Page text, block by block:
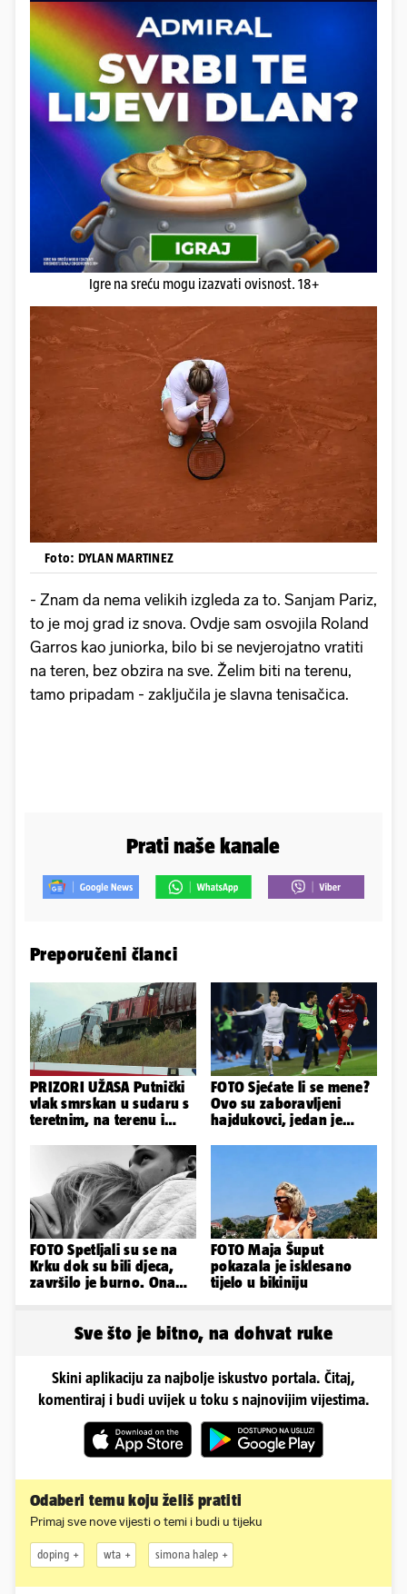
Igre na sreću mogu izazvati ovisnost. 18+
Foto: DYLAN MARTINEZ
- Znam da nema velikih izgleda za to. Sanjam Pariz,
to je moj grad iz snova. Ovdje sam osvojila Roland
Garros kao juniorka, bilo bi se nevjerojatno vratiti
na teren, bez obzira na sve. Želim biti na terenu,
tamo pripadam - zaključila je slavna tenisačica.
Prati naše kanale
Preporučeni članci
PRIZORI UŽASA Putnički
vlak smrskan u sudaru s
teretnim, na terenu i
FOTO Sjećate li se mene?
Ovo su zaboravljeni
hajdukovci, jedan je
FOTO Spetljali su se na
Krku dok su bili djeca,
završilo je burno. Ona
FOTO Maja Šuput
pokazala je isklesano
tijelo u bikiniju
Sve što je bitno, na dohvat ruke
Skini aplikaciju za najbolje iskustvo portala. Čitaj,
komentiraj i budi uvijek u toku s najnovijim vijestima.
Odaberi temu koju želiš pratiti
Primaj sve nove vijesti o temi i budi u tijeku
doping wta simona halep